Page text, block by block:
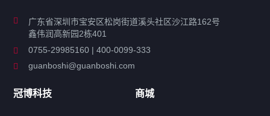
工业超声波清洗设备
特种超声波洗净产品
超声波配件
广东省深圳市宝安区松岗街道溪头社区沙江路162号
鑫伟润高新园2栋401
0755-29985160 | 400-0099-333
guanboshi@guanboshi.com
冠博科技 商城